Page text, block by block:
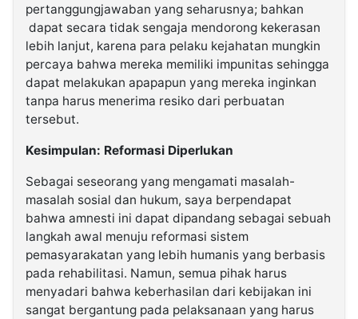
pertanggungjawaban yang seharusnya; bahkan
dapat secara tidak sengaja mendorong kekerasan
lebih lanjut, karena para pelaku kejahatan mungkin
percaya bahwa mereka memiliki impunitas sehingga
dapat melakukan apapapun yang mereka inginkan
tanpa harus menerima resiko dari perbuatan
tersebut.
Kesimpulan: Reformasi Diperlukan
Sebagai seseorang yang mengamati masalah-
masalah sosial dan hukum, saya berpendapat
bahwa amnesti ini dapat dipandang sebagai sebuah
langkah awal menuju reformasi sistem
pemasyarakatan yang lebih humanis yang berbasis
pada rehabilitasi. Namun, semua pihak harus
menyadari bahwa keberhasilan dari kebijakan ini
sangat bergantung pada pelaksanaan yang harus